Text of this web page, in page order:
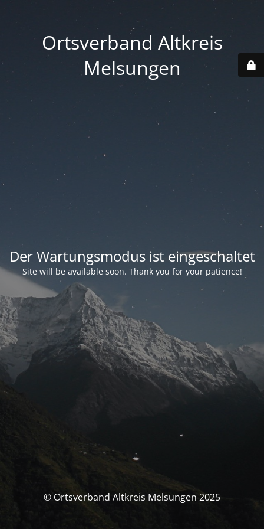
Ortsverband Altkreis
Melsungen
Der Wartungsmodus ist eingeschaltet
Site will be available soon. Thank you for your patience!
© Ortsverband Altkreis Melsungen 2025